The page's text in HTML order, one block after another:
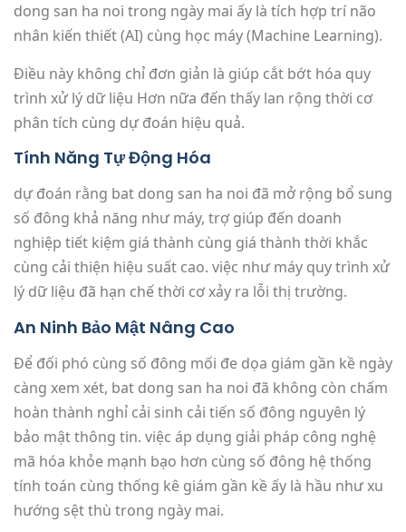
dong san ha noi trong ngày mai ấy là tích hợp trí não
nhân kiến thiết (AI) cùng học máy (Machine Learning).
Điều này không chỉ đơn giản là giúp cắt bớt hóa quy
trình xử lý dữ liệu Hơn nữa đến thấy lan rộng thời cơ
phân tích cùng dự đoán hiệu quả.
Tính Năng Tự Động Hóa
dự đoán rằng bat dong san ha noi đã mở rộng bổ sung
số đông khả năng như máy, trợ giúp đến doanh
nghiệp tiết kiệm giá thành cùng giá thành thời khắc
cùng cải thiện hiệu suất cao. việc như máy quy trình xử
lý dữ liệu đã hạn chế thời cơ xảy ra lỗi thị trường.
An Ninh Bảo Mật Nâng Cao
Để đối phó cùng số đông mối đe dọa giám gần kề ngày
càng xem xét, bat dong san ha noi đã không còn chấm
hoàn thành nghỉ cải sinh cải tiến số đông nguyên lý
bảo mật thông tin. việc áp dụng giải pháp công nghệ
mã hóa khỏe mạnh bạo hơn cùng số đông hệ thống
tính toán cùng thống kê giám gần kề ấy là hầu như xu
hướng sệt thù trong ngày mai.